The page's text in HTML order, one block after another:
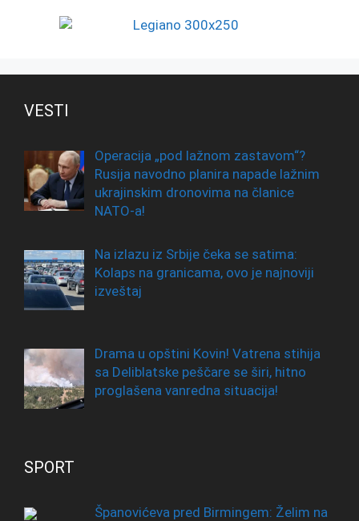
VESTI
Operacija „pod lažnom zastavom“?
Rusija navodno planira napade lažnim
ukrajinskim dronovima na članice
NATO-a!
Na izlazu iz Srbije čeka se satima:
Kolaps na granicama, ovo je najnoviji
izveštaj
Drama u opštini Kovin! Vatrena stihija
sa Deliblatske peščare se širi, hitno
proglašena vanredna situacija!
SPORT
Španovićeva pred Birmingem: Želim na